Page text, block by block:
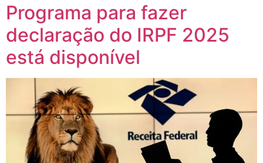
Programa para fazer
declaração do IRPF 2025
está disponível